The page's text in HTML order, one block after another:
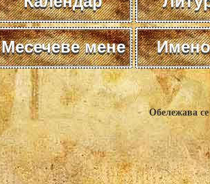
Месечеве мене
Обележава